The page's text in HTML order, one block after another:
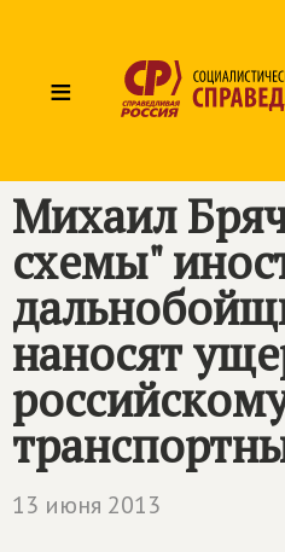
≡
Михаил
схемы"
наносят
13 июня 2013